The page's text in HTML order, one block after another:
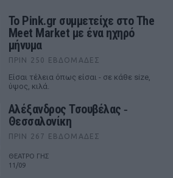
Το Pink.gr συμμετείχε στο The
Meet Market με ένα ηχηρό
μήνυμα
ΠΡΙΝ 250 ΕΒΔΟΜΆΔΕΣ
Είσαι τέλεια όπως είσαι - σε κάθε size,
ύψος, κιλά.
Αλέξανδρος Τσουβέλας ‑
Θεσσαλονίκη
ΠΡΙΝ 267 ΕΒΔΟΜΆΔΕΣ
ΘΕΑΤΡΟ ΓΗΣ
11/09